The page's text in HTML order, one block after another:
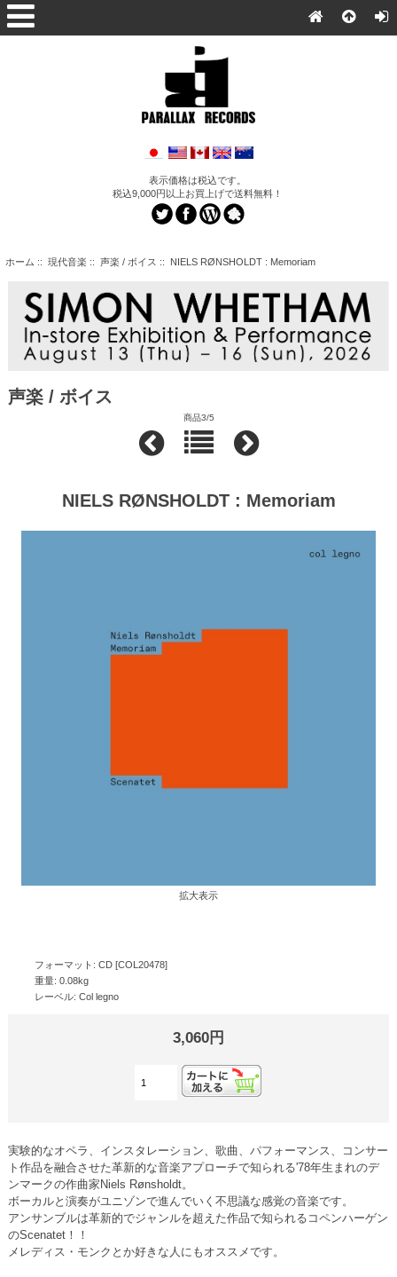
表示価格は税込です。
税込9,000円以上お買上げで送料無料！
ホーム :: 現代音楽 :: 声楽 / ボイス :: NIELS RØNSHOLDT : Memoriam
声楽 / ボイス
商品3/5
NIELS RØNSHOLDT : Memoriam
拡大表示
フォーマット: CD [COL20478]
重量: 0.08kg
レーベル: Col legno
3,060円
実験的なオペラ、インスタレーション、歌曲、パフォーマンス、コンサー
ト作品を融合させた革新的な音楽アプローチで知られる'78年生まれのデ
ンマークの作曲家Niels Rønsholdt。
ボーカルと演奏がユニゾンで進んでいく不思議な感覚の音楽です。
アンサンブルは革新的でジャンルを超えた作品で知られるコペンハーゲン
のScenatet！！
メレディス・モンクとか好きな人にもオススメです。